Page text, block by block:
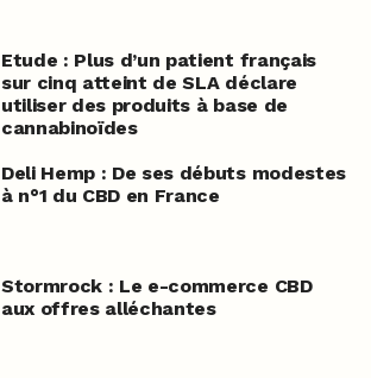
Etude : Plus d’un patient français
sur cinq atteint de SLA déclare
utiliser des produits à base de
cannabinoïdes
Deli Hemp : De ses débuts modestes
à n°1 du CBD en France
Stormrock : Le e-commerce CBD
aux offres alléchantes